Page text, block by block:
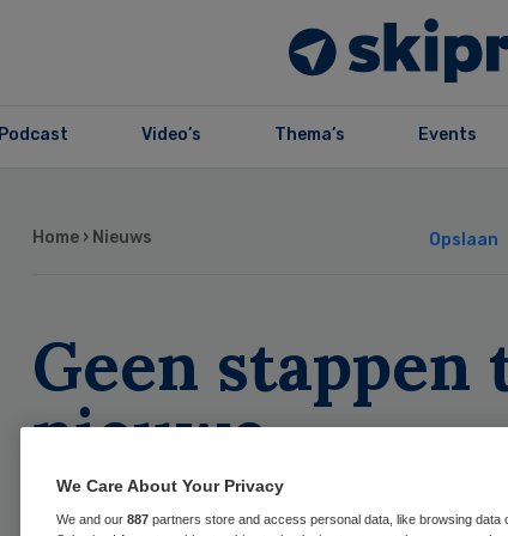
Podcast Video’s Thema’s Events
Home › Nieuws Opslaan
Geen stappen
nieuwe
We Care About Your Privacy
We and our 887 partners store and access personal data, like browsing data